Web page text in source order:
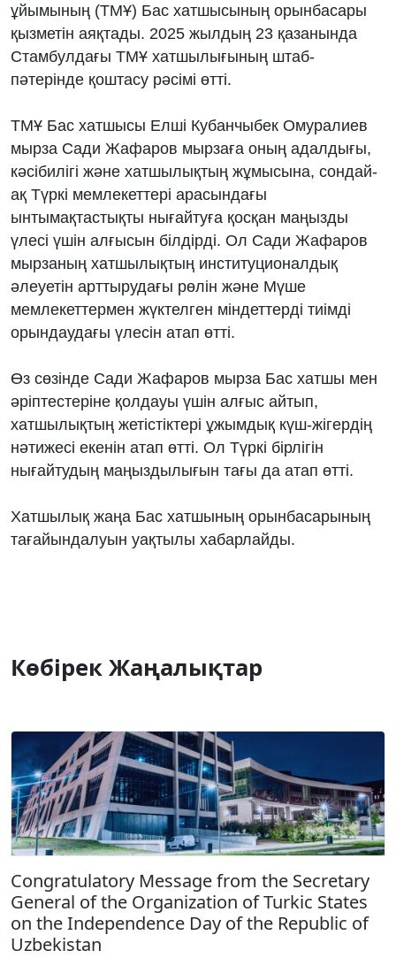
ұйымының (ТМҰ) Бас хатшысының орынбасары
қызметін аяқтады. 2025 жылдың 23 қазанында
Стамбулдағы ТМҰ хатшылығының штаб-
пәтерінде қоштасу рәсімі өтті.
ТМҰ Бас хатшысы Елші Кубанчыбек Омуралиев
мырза Сади Жафаров мырзаға оның адалдығы,
кәсібилігі және хатшылықтың жұмысына, сондай-
ақ Түркі мемлекеттері арасындағы
ынтымақтастықты нығайтуға қосқан маңызды
үлесі үшін алғысын білдірді. Ол Сади Жафаров
мырзаның хатшылықтың институционалдық
әлеуетін арттырудағы рөлін және Мүше
мемлекеттермен жүктелген міндеттерді тиімді
орындаудағы үлесін атап өтті.
Өз сөзінде Сади Жафаров мырза Бас хатшы мен
әріптестеріне қолдауы үшін алғыс айтып,
хатшылықтың жетістіктері ұжымдық күш-жігердің
нәтижесі екенін атап өтті. Ол Түркі бірлігін
нығайтудың маңыздылығын тағы да атап өтті.
Хатшылық жаңа Бас хатшының орынбасарының
тағайындалуын уақтылы хабарлайды.
Көбірек Жаңалықтар
Congratulatory Message from the Secretary
General of the Organization of Turkic States
on the Independence Day of the Republic of
Uzbekistan